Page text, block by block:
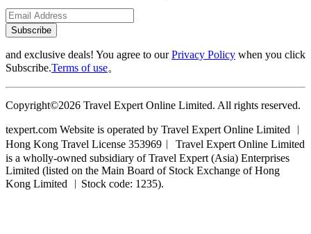
Subscribe
and exclusive deals! You agree to ourPrivacy Policy when you click
Subscribe.Terms of use。
Copyright©2026 Travel Expert Online Limited. All rights reserved.
texpert.com Website is operated by Travel Expert Online Limited ︱
Hong Kong Travel License 353969︱ Travel Expert Online Limited
is a wholly-owned subsidiary of Travel Expert (Asia) Enterprises
Limited (listed on the Main Board of Stock Exchange of Hong
Kong Limited ︱Stock code: 1235).